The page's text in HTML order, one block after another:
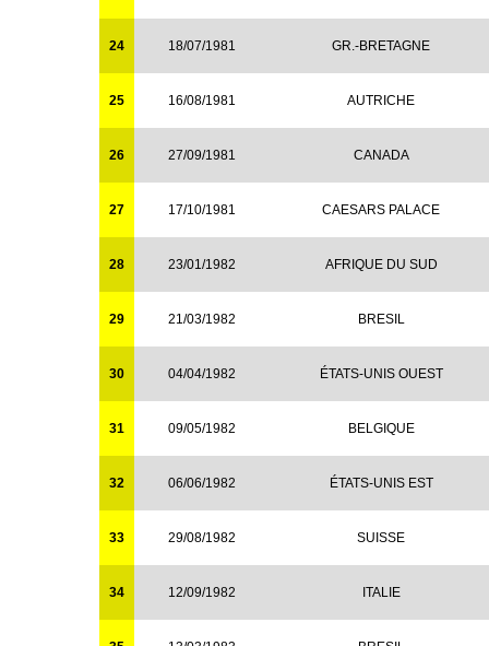
24 18/07/1981 GR.-BRETAGNE
25 16/08/1981 AUTRICHE
26 27/09/1981 CANADA
27 17/10/1981 CAESARS PALACE
28 23/01/1982 AFRIQUE DU SUD
29 21/03/1982 BRESIL
30 04/04/1982 ÉTATS-UNIS OUEST
31 09/05/1982 BELGIQUE
32 06/06/1982 ÉTATS-UNIS EST
33 29/08/1982 SUISSE
34 12/09/1982 ITALIE